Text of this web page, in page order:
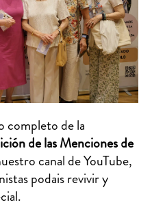
completo de la
de las Menciones de
canal de YouTube,
podais revivir y